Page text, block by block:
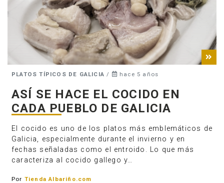
PLATOS TÍPICOS DE GALICIA / hace 5 años
ASÍ SE HACE EL COCIDO EN
CADA PUEBLO DE GALICIA
El cocido es uno de los platos más emblemáticos de
Galicia, especialmente durante el invierno y en
fechas señaladas como el entroido. Lo que más
caracteriza al cocido gallego y…
Por Tienda Albariño.com